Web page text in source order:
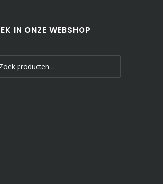
IN ONZE WEBSHOP